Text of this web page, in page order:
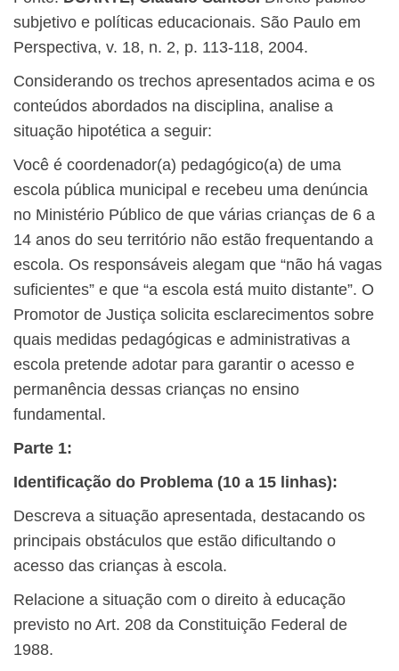
subjetivo e políticas educacionais. São Paulo em
Perspectiva, v. 18, n. 2, p. 113-118, 2004.
Considerando os trechos apresentados acima e os
conteúdos abordados na disciplina, analise a
situação hipotética a seguir:
Você é coordenador(a) pedagógico(a) de uma
escola pública municipal e recebeu uma denúncia
no Ministério Público de que várias crianças de 6 a
14 anos do seu território não estão frequentando a
escola. Os responsáveis alegam que “não há vagas
suficientes” e que “a escola está muito distante”. O
Promotor de Justiça solicita esclarecimentos sobre
quais medidas pedagógicas e administrativas a
escola pretende adotar para garantir o acesso e
permanência dessas crianças no ensino
fundamental.
Parte 1:
Identificação do Problema (10 a 15 linhas):
Descreva a situação apresentada, destacando os
principais obstáculos que estão dificultando o
acesso das crianças à escola.
Relacione a situação com o direito à educação
previsto no Art. 208 da Constituição Federal de
1988.